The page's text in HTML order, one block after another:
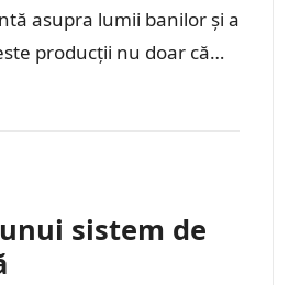
asupra lumii banilor și a
producții nu doar că
sistem de